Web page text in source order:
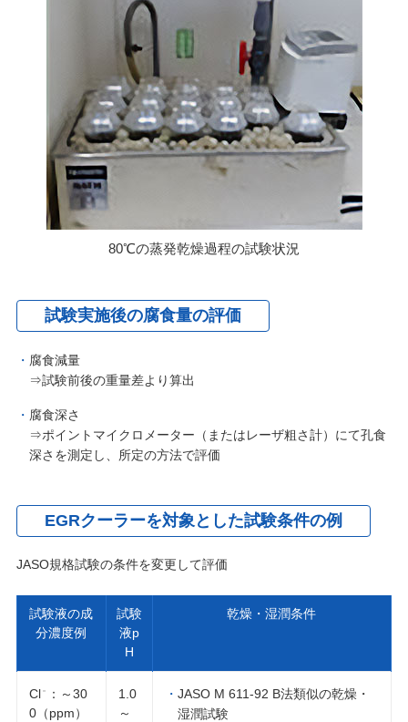
80℃の蒸発乾燥過程の試験状況
試験実施後の腐食量の評価
腐食減量
⇒試験前後の重量差より算出
腐食深さ
⇒ポイントマイクロメーター（またはレーザ粗さ計）にて孔食
深さを測定し、所定の方法で評価
EGRクーラーを対象とした試験条件の例
JASO規格試験の条件を変更して評価
試験液の成
分濃度例
試験
液p
H
乾燥・湿潤条件
Cl －
：～30
0（ppm）
1.0
～
JASO M 611-92 B法類似の乾燥・
湿潤試験